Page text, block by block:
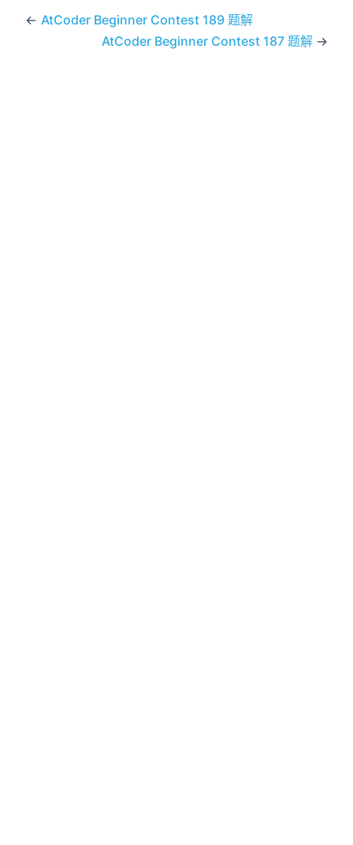
← AtCoder Beginner Contest 189 题解
AtCoder Beginner Contest 187 题解 →